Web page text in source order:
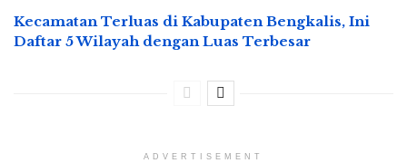
Kecamatan Terluas di Kabupaten Bengkalis, Ini
Daftar 5 Wilayah dengan Luas Terbesar
ADVERTISEMENT